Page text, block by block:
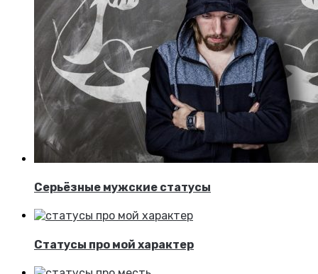
Серьёзные мужские статусы
Статусы про мой характер